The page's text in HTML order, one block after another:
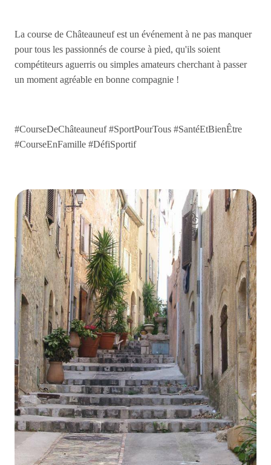
La course de Châteauneuf est un événement à ne pas manquer
pour tous les passionnés de course à pied, qu'ils soient
compétiteurs aguerris ou simples amateurs cherchant à passer
un moment agréable en bonne compagnie !
#CourseDeChâteauneuf #SportPourTous #SantéEtBienÊtre
#CourseEnFamille #DéfiSportif